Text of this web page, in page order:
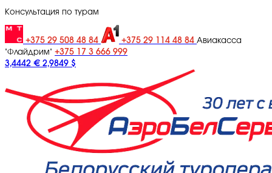
Консультация по турам
+375 29 508 48 84 +375 29 114 48 84 Авиакасса
"Флайдрим" +375 17 3 666 999
3,4442 € 2,9849 $